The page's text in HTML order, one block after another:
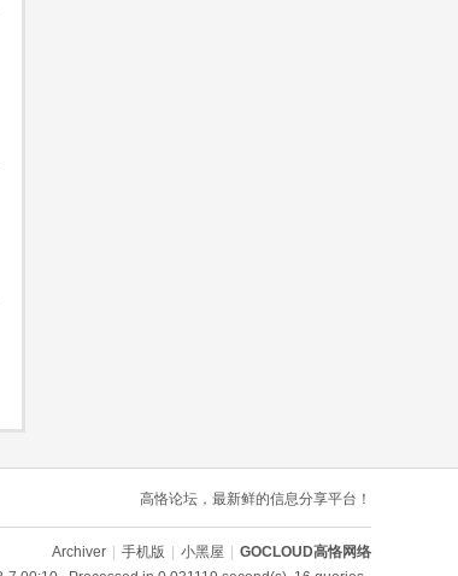
高恪论坛，最新鲜的信息分享平台！
Archiver 手机版 小黑屋
GOCLOUD高恪网络